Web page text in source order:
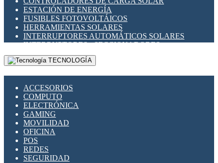
ESTACIÓN DE ENERGÍA
FUSIBLES FOTOVOLTÁICOS
HERRAMIENTAS SOLARES
INTERRUPTORES AUTOMÁTICOS SOLARES
INTERRUPTORES - SECCIONADORES
FOTOVOLTÁICOS
MONTAJE PANEL SOLAR
SUPRESOR DE TRANSIENTES SPDS PARA
APLICACIONES FOTOVOLTAICAS
TECNOLOGÍA
ACCESORIOS
COMPUTO
ELECTRÓNICA
GAMING
MOVILIDAD
OFICINA
POS
REDES
SEGURIDAD